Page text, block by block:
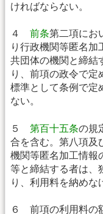
ければならない。
４ 前条第二項にお
り行政機関等匿名加
共団体の機関と締結
り、前項の政令で定
標準として条例で定
ない。
５ 第百十五条の規
合を含む。第八項及
機関等匿名加工情報
等と締結する者は、
り、利用料を納めな
６ 前項の利用料の